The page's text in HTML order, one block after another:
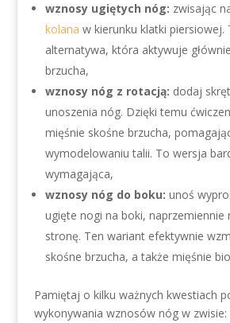
wznosy ugiętych nóg: zwisając
kolana w kierunku klatki piersiowej.
alternatywa, która aktywuje
brzucha,
wznosy nóg z rotacją: dodaj
unoszenia nóg. Dzięki temu
mięśnie skośne brzucha,
wymodelowaniu talii. To wersja
wymagająca,
wznosy nóg do boku: unoś
ugięte nogi na boki, naprzemiennie
stronę. Ten wariant efektywnie
skośne brzucha, a także mięśnie
Pamiętaj o kilku ważnych kwestiach
wykonywania wznosów nóg w zwisie: